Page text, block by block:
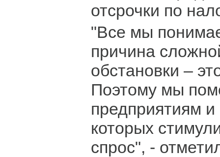
отсрочки по
"Все мы
причина
обстановки –
Поэтому мы
предприятиям
которых
спрос", -